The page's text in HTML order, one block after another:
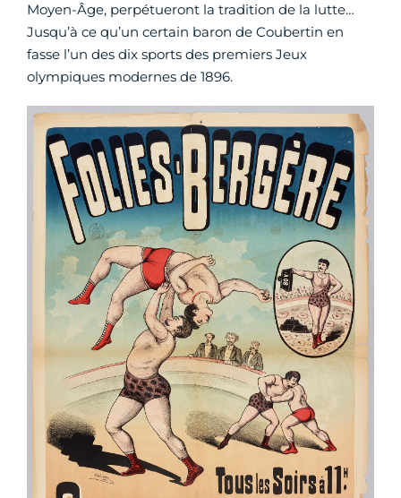
Moyen-Âge, perpétueront la tradition de la lutte…
Jusqu’à ce qu’un certain baron de Coubertin en
fasse l’un des dix sports des premiers Jeux
olympiques modernes de 1896.